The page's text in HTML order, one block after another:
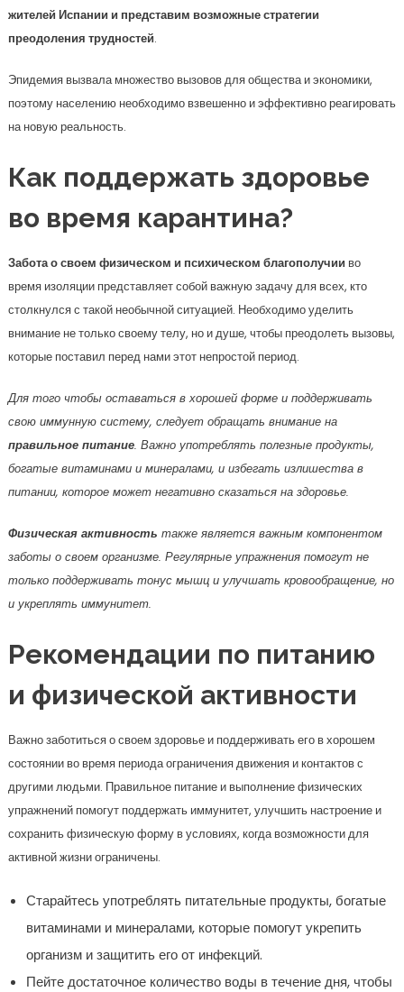
жителей Испании и представим возможные стратегии
преодоления трудностей.
Эпидемия вызвала множество вызовов для общества и экономики,
поэтому населению необходимо взвешенно и эффективно реагировать
на новую реальность.
Как поддержать здоровье
во время карантина?
Забота о своем физическом и психическом благополучии во
время изоляции представляет собой важную задачу для всех, кто
столкнулся с такой необычной ситуацией. Необходимо уделить
внимание не только своему телу, но и душе, чтобы преодолеть вызовы,
которые поставил перед нами этот непростой период.
Для того чтобы оставаться в хорошей форме и поддерживать
свою иммунную систему, следует обращать внимание на
правильное питание. Важно употреблять полезные продукты,
богатые витаминами и минералами, и избегать излишества в
питании, которое может негативно сказаться на здоровье.
Физическая активность также является важным компонентом
заботы о своем организме. Регулярные упражнения помогут не
только поддерживать тонус мышц и улучшать кровообращение, но
и укреплять иммунитет.
Рекомендации по питанию
и физической активности
Важно заботиться о своем здоровье и поддерживать его в хорошем
состоянии во время периода ограничения движения и контактов с
другими людьми. Правильное питание и выполнение физических
упражнений помогут поддержать иммунитет, улучшить настроение и
сохранить физическую форму в условиях, когда возможности для
активной жизни ограничены.
Старайтесь употреблять питательные продукты, богатые
витаминами и минералами, которые помогут укрепить
организм и защитить его от инфекций.
Пейте достаточное количество воды в течение дня, чтобы